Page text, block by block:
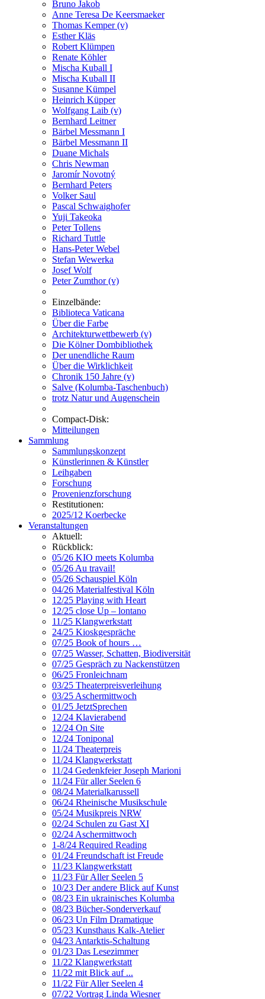
Bruno Jakob
Anne Teresa De Keersmaeker
Thomas Kemper (v)
Esther Kläs
Robert Klümpen
Renate Köhler
Mischa Kuball I
Mischa Kuball II
Susanne Kümpel
Heinrich Küpper
Wolfgang Laib (v)
Bernhard Leitner
Bärbel Messmann I
Bärbel Messmann II
Duane Michals
Chris Newman
Jaromír Novotný
Bernhard Peters
Volker Saul
Pascal Schwaighofer
Yuji Takeoka
Peter Tollens
Richard Tuttle
Hans-Peter Webel
Stefan Wewerka
Josef Wolf
Peter Zumthor (v)
Einzelbände:
Biblioteca Vaticana
Über die Farbe
Architekturwettbewerb (v)
Die Kölner Dombibliothek
Der unendliche Raum
Über die Wirklichkeit
Chronik 150 Jahre (v)
Salve (Kolumba-Taschenbuch)
trotz Natur und Augenschein
Compact-Disk:
Mitteilungen
Sammlung
Sammlungskonzept
Künstlerinnen & Künstler
Leihgaben
Forschung
Provenienzforschung
Restitutionen:
2025/12 Koerbecke
Veranstaltungen
Aktuell:
Rückblick:
05/26 KIO meets Kolumba
05/26 Au travail!
05/26 Schauspiel Köln
04/26 Materialfestival Köln
12/25 Playing with Heart
12/25 close Up – lontano
11/25 Klangwerkstatt
24/25 Kioskgespräche
07/25 Book of hours …
07/25 Wasser, Schatten, Biodiversität
07/25 Gespräch zu Nackenstützen
06/25 Fronleichnam
03/25 Theaterpreisverleihung
03/25 Aschermittwoch
01/25 JetztSprechen
12/24 Klavierabend
12/24 On Site
12/24 Toniponal
11/24 Theaterpreis
11/24 Klangwerkstatt
11/24 Gedenkfeier Joseph Marioni
11/24 Für aller Seelen 6
08/24 Materialkarussell
06/24 Rheinische Musikschule
05/24 Musikpreis NRW
02/24 Schulen zu Gast XI
02/24 Aschermittwoch
1-8/24 Required Reading
01/24 Freundschaft ist Freude
11/23 Klangwerkstatt
11/23 Für Aller Seelen 5
10/23 Der andere Blick auf Kunst
08/23 Ein ukrainisches Kolumba
08/23 Bücher-Sonderverkauf
06/23 Un Film Dramatique
05/23 Kunsthaus Kalk-Atelier
04/23 Antarktis-Schaltung
01/23 Das Lesezimmer
11/22 Klangwerkstatt
11/22 mit Blick auf ...
11/22 Für Aller Seelen 4
07/22 Vortrag Linda Wiesner